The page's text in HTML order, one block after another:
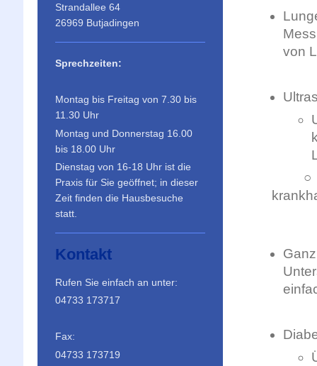
von
○
Strandallee 64
26969 Butjadingen
Sprechzeiten:
Montag bis Freitag von 7.30 bis
11.30 Uhr
Montag und Donnerstag 16.00
bis 18.00 Uhr
Dienstag von 16-18 Uhr ist die
Praxis für Sie geöffnet; in dieser
Zeit finden die Hausbesuche
statt.
Kontakt
Rufen Sie einfach an unter:
04733 173717
Fax:
04733 173719